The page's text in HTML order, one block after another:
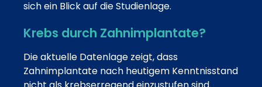
sich ein Blick auf die Studienlage.
Krebs durch Zahnimplantate?
Die aktuelle Datenlage zeigt, dass
Zahnimplantate nach heutigem Kenntnisstand